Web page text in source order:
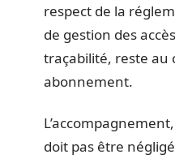
respect de la
de gestion des
traçabilité, reste
abonnement.
doit pas être